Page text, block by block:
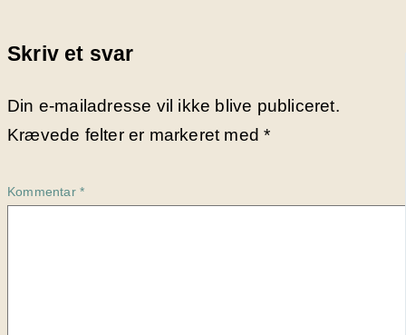
Skriv et svar
Din e-mailadresse vil ikke blive publiceret.
Krævede felter er markeret med*
Kommentar *